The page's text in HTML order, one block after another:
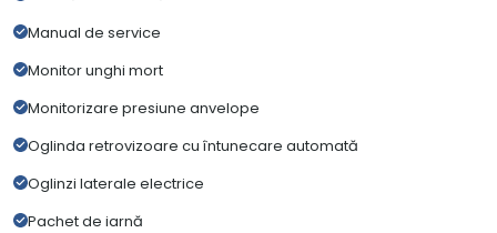
Manual de service
Monitor unghi mort
Monitorizare presiune anvelope
Oglinda retrovizoare cu întunecare automată
Oglinzi laterale electrice
Pachet de iarnă